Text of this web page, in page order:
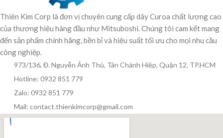
Thiên Kim Corp là đơn vị chuyên cung cấp dây Curoa chất lượng cao
của thương hiệu hàng đầu như Mitsuboshi. Chúng tôi cam kết mang
đến sản phẩm chính hãng, bền bỉ và hiệu suất tối ưu cho mọi nhu cầu
công nghiệp.
973/136, Đ. Nguyễn Ảnh Thủ, Tân Chánh Hiệp, Quận 12, TP.HCM
Hotline: 0932 851 779
Zalo: 0932 851 779
Mail: contact.thienkimcorp@gmail.com